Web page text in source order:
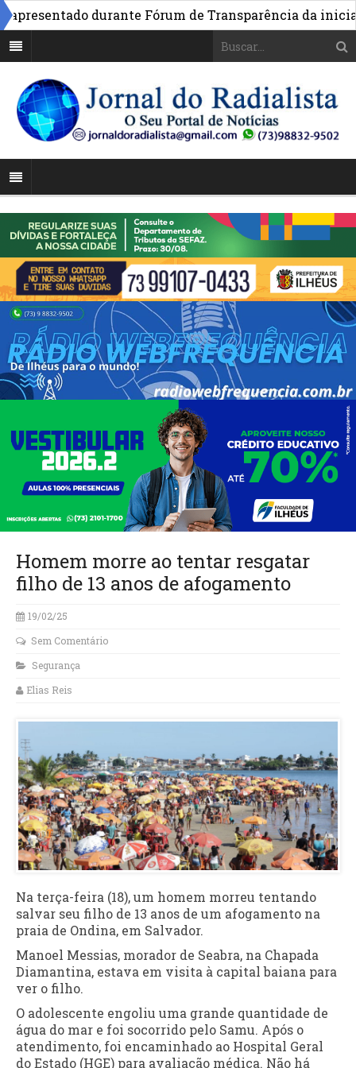
durante Fórum de Transparência da
Homem morre ao tentar resgatar
filho de 13 anos de afogamento
19/02/25
Sem Comentário
Segurança
Elias Reis
Na terça-feira (18), um homem morreu tentando
salvar seu filho de 13 anos de um afogamento na
praia de Ondina, em Salvador.
Manoel Messias, morador de Seabra, na Chapada
Diamantina, estava em visita à capital baiana para
ver o filho.
O adolescente engoliu uma grande quantidade de
água do mar e foi socorrido pelo Samu. Após o
atendimento, foi encaminhado ao Hospital Geral
do Estado (HGE) para avaliação médica. Não há